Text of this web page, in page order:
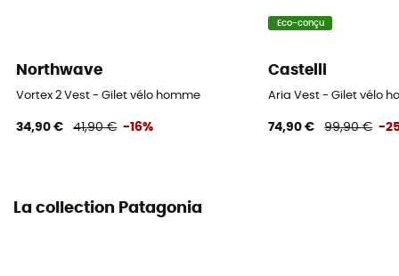
[principale] 100% nylon ripstop recyclé
Eléments réfléchissants
Northwave
Vortex 2 Vest - Gilet vélo homme
34,90 € 41,90 € -16%
Eco-conçu
Castelli
Aria Vest - Gilet vélo
74,90 € 99,90 € -
La collection Patagonia